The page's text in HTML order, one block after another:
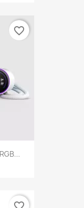
favorite_border